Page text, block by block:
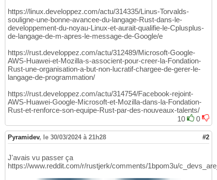
https://linux.developpez.com/actu/314335/Linus-Torvalds-
souligne-une-bonne-avancee-du-langage-Rust-dans-le-
developpement-du-noyau-Linux-et-aurait-qualifie-le-Cplusplus-
de-langage-de-m-apres-le-message-de-Google/e
https://rust.developpez.com/actu/312489/Microsoft-Google-
AWS-Huawei-et-Mozilla-s-associent-pour-creer-la-Fondation-
Rust-une-organisation-a-but-non-lucratif-chargee-de-gerer-le-
langage-de-programmation/
https://rust.developpez.com/actu/314754/Facebook-rejoint-
AWS-Huawei-Google-Microsoft-et-Mozilla-dans-la-Fondation-
Rust-et-renforce-son-equipe-Rust-par-des-nouveaux-talents/
10
0
Pyramidev, le 30/03/2024 à 21h28 #2
J'avais vu passer ça
https://www.reddit.com/r/rustjerk/comments/1bpom3u/